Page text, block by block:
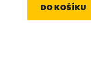
5,0
DO KOŠÍKU